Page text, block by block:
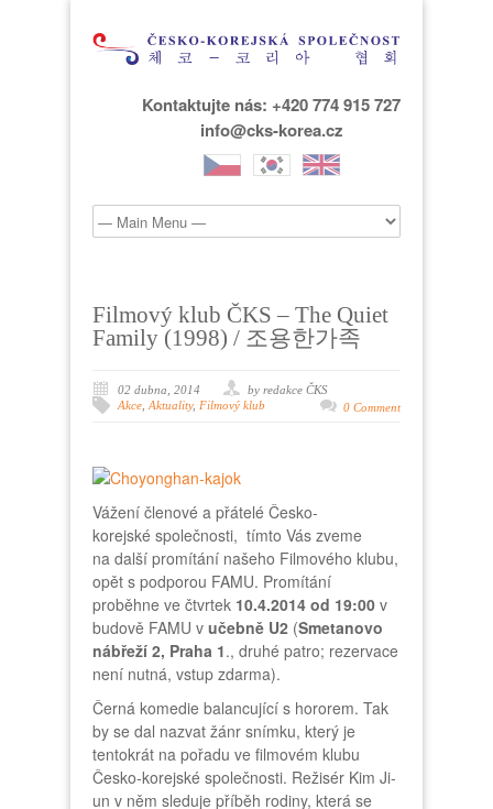
Kontaktujte nás: +420 774 915 727
info@cks-korea.cz
Filmový klub ČKS – The Quiet
Family (1998) / 조용한가족
02 dubna, 2014
by redakce ČKS
Akce Aktuality, Filmový klub 0 Comment
Vážení členové a přátelé Česko-
korejské společnosti, tímto Vás zveme
na další promítání našeho Filmového klubu,
opět s podporou FAMU. Promítání
proběhne ve čtvrtek 10.4.2014 od 19:00 v
budově FAMU v učebně U2 (Smetanovo
nábřeží 2, Praha 1., druhé patro; rezervace
není nutná, vstup zdarma).
Černá komedie balancující s hororem. Tak
by se dal nazvat žánr snímku, který je
tentokrát na pořadu ve filmovém klubu
Česko-korejské společnosti. Režisér Kim Ji-
un v něm sleduje příběh rodiny, která se